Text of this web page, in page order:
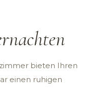
bieten Ihren
einen ruhigen